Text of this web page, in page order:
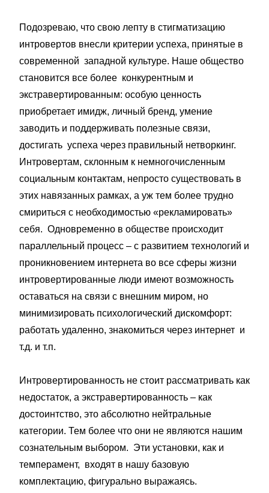
Подозреваю, что свою лепту в стигматизацию
интровертов внесли критерии успеха, принятые в
современной западной культуре. Наше общество
становится все более конкурентным и
экстравертированным: особую ценность
приобретает имидж, личный бренд, умение
заводить и поддерживать полезные связи,
достигать успеха через правильный нетворкинг.
Интровертам, склонным к немногочисленным
социальным контактам, непросто существовать в
этих навязанных рамках, а уж тем более трудно
смириться с необходимостью «рекламировать»
себя. Одновременно в обществе происходит
параллельный процесс – с развитием технологий и
проникновением интернета во все сферы жизни
интровертированные люди имеют возможность
оставаться на связи с внешним миром, но
минимизировать психологический дискомфорт:
работать удаленно, знакомиться через интернет и
т.д. и т.п.
Интровертированность не стоит рассматривать как
недостаток, а экстравертированность – как
достоинтство, это абсолютно нейтральные
категории. Тем более что они не являются нашим
сознательным выбором. Эти установки, как и
темперамент, входят в нашу базовую
комплектацию, фигурально выражаясь.